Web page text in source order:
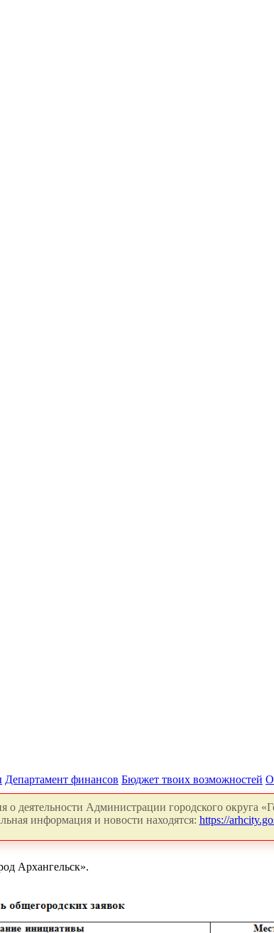
Департамент финансов Бюджет твоих возможностей
о деятельности Администрации городского округа
информация и новости находятся: https://
Архангельск».